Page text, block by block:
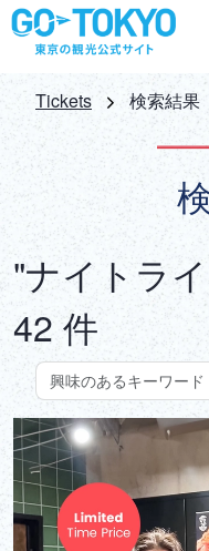
日本語
ENGLISH
中文(简体)
中文(繁體/正體)
한글
ภาษาไทย
DEUTSCH
Tickets 検索結果
"ナイトラ
42 件
観光スポットをキーワ